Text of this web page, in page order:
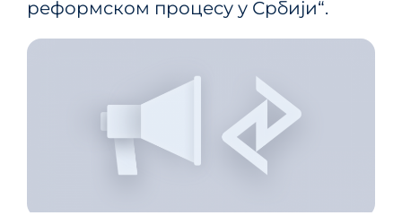
реформском процесу у Србији“.